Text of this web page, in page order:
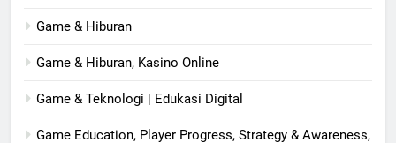
Game & Hiburan
Game & Hiburan, Kasino Online
Game & Teknologi | Edukasi Digital
Game Education, Player Progress, Strategy & Awareness,